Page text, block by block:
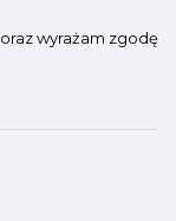
oraz wyrażam zgodę